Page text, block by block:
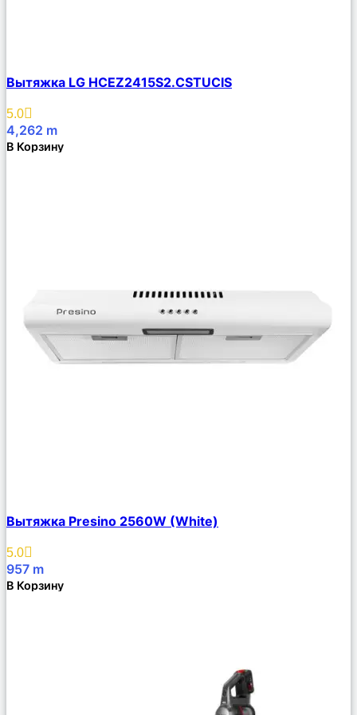
Описание
Избранное
Вытяжка LG HCEZ2415S2.CSTUCIS
5.0
4,262 m
В Корзину
Описание
Избранное
Вытяжка Presino 2560W (White)
5.0
957 m
В Корзину